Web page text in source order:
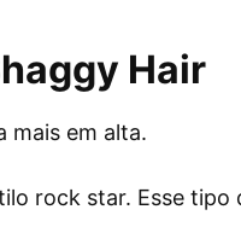
Hair
mais em alta.
rock star. Esse